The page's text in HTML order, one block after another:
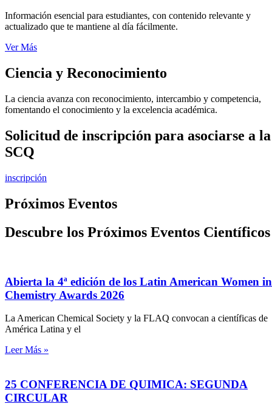
Información esencial para estudiantes, con contenido relevante y
actualizado que te mantiene al día fácilmente.
Ver Más
Ciencia y Reconocimiento
La ciencia avanza con reconocimiento, intercambio y competencia,
fomentando el conocimiento y la excelencia académica.
Solicitud de inscripción para asociarse a la
SCQ
inscripción
Próximos Eventos
Descubre los Próximos Eventos Científicos
Abierta la 4ª edición de los Latin American Women in
Chemistry Awards 2026
La American Chemical Society y la FLAQ convocan a científicas de
América Latina y el
Leer Más »
25 CONFERENCIA DE QUIMICA: SEGUNDA
CIRCULAR